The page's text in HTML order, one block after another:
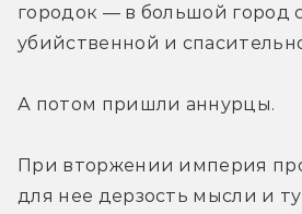
городок — в большой город
убийственной и
А потом пришли аннурцы.
При вторжении империя
для нее дерзость мысли и